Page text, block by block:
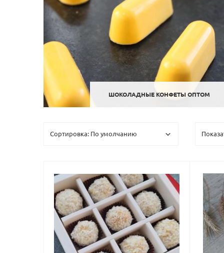
ШОКОЛАДНЫЕ КОНФЕТЫ ОПТОМ